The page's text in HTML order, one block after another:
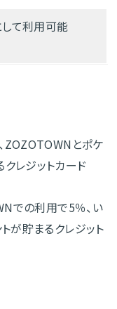
て利用可能
ZOZOTOWNとポケ
レジットカード
での利用で5％、い
が貯まるクレジット